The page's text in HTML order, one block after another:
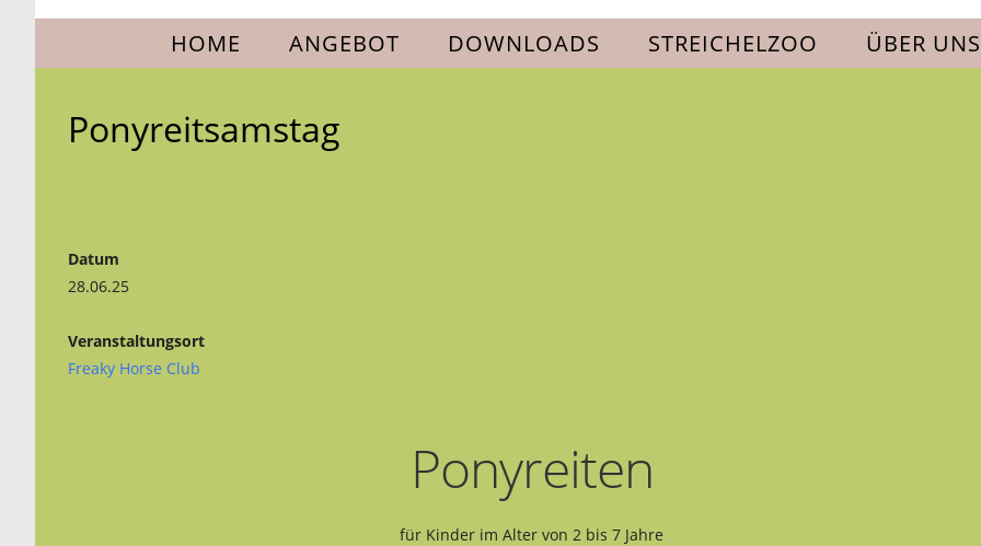
springen
HOME ANGEBOT DOWNLOADS STREICHELZOO ÜBER UNS
Ponyreitsamstag
Datum
28.06.25
Veranstaltungsort
Freaky Horse Club
Ponyreiten
für Kinder im Alter von 2 bis 7 Jahre